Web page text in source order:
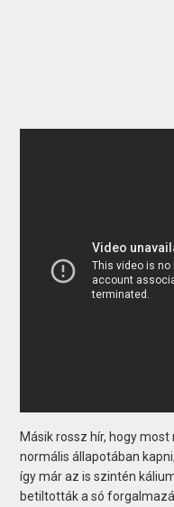
Másik rossz hír, hogy
normális állapotában
így már az is szintén
betiltották a só